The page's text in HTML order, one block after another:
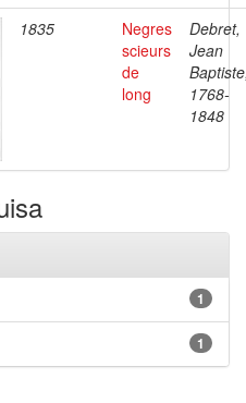
1835
Negres
scieurs
de
long
Debret,
Jean
1768-
1848
1
1